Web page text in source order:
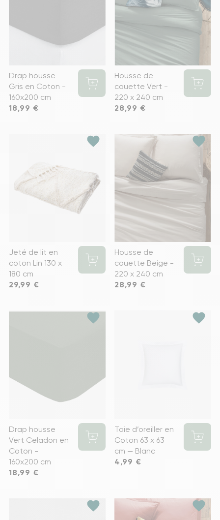
Drap housse
Gris en Coton -
160x200 cm
Prix
18,99 €
Housse de
couette Vert -
220 x 240 cm
Prix
28,99 €
favorite
Jeté de lit en
coton Lin 130 x
180 cm
Prix
29,99 €
favorite
Housse de
couette Beige -
220 x 240 cm
Prix
28,99 €
favorite
Drap housse
Vert Celadon en
Coton -
160x200 cm
Prix
18,99 €
favorite
Taie d’oreiller en
Coton 63 x 63
cm — Blanc
Prix
4,99 €
favorite favorite